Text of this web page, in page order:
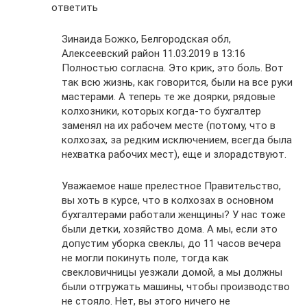
ответить
Зинаида Божко, Белгородская обл,
Алексеевский район 11.03.2019 в 13:16
Полностью согласна. Это крик, это боль. Вот
так всю жизнь, как говорится, были на все руки
мастерами. А теперь те же доярки, рядовые
колхозники, которых когда-то бухгалтер
заменял на их рабочем месте (потому, что в
колхозах, за редким исключением, всегда была
нехватка рабочих мест), еще и злорадствуют.
Уважаемое наше прелестное Правительство,
вы хоть в курсе, что в колхозах в основном
бухгалтерами работали женщины? У нас тоже
были детки, хозяйство дома. А мы, если это
допустим уборка свеклы, до 11 часов вечера
не могли покинуть поле, тогда как
свекловичницы уезжали домой, а мы должны
были отгружать машины, чтобы производство
не стояло. Нет, вы этого ничего не